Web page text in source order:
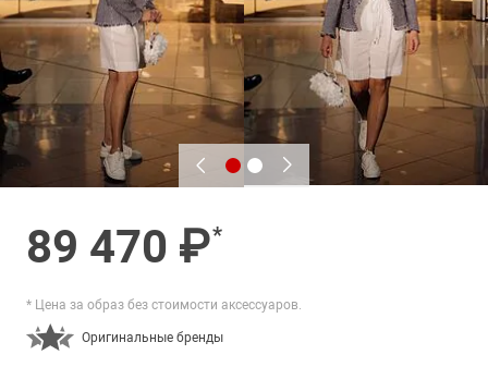
89 470 ₽*
* Цена за образ без стоимости аксессуаров.
Оригинальные бренды